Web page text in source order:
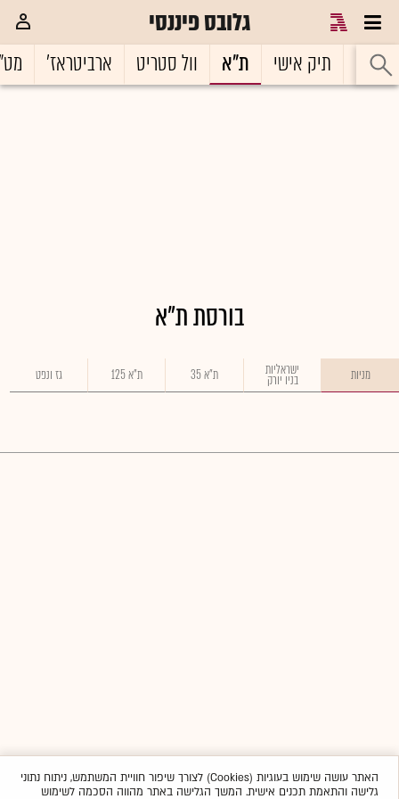
גלובס פיננסי
ראשי תיק אישי ת"א וול סטריט ארביטראז'
בורסת ת"א
מניות ישראליות
בניו יורק ת"א 35 ת"א 125 גז ונפט
האתר עושה שימוש בעוגיות (Cookies) לצורך שיפור חוויית המשתמש, ניתוח נתוני
גלישה והתאמת תכנים אישית. המשך הגלישה באתר מהווה הסכמה לשימוש